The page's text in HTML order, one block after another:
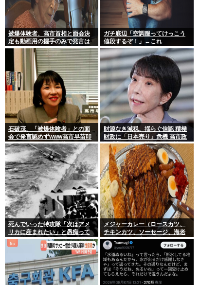
被爆体験者、高市首相と面会決
定も動画用の握手のみで発言は
禁止www
ガチ底辺「空調服ってけっこう
値段するぞ！」←これ
石破茂、「被爆体験者」との面
会で発言認めずwww高市早苗叩
いてたケンモメンは革肉なもん
だねえ～w
財源なき減税、揺らぐ信認 積極
財政に「日本売り」危機 高市政
権「悲願」に固執〔深層探訪〕
死んでいった特攻隊「次はアメ
リカに産まれたい」と愚痴って
いた
メジャーカレー（ロースカツ、
チキンカツ、ソーセージ、海老
フライ、ゆで卵）ケンモメンな
ら余裕でペロリだろ？